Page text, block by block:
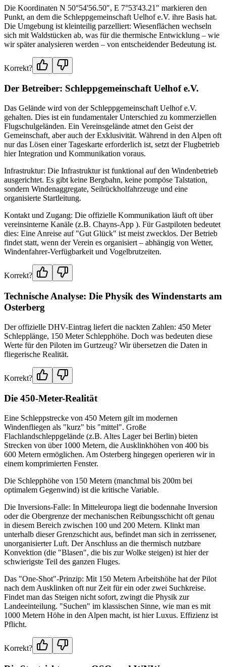
Die Koordinaten N 50°54'56.50", E 7°53'43.21" markieren den
Punkt, an dem die Schleppgemeinschaft Uelhof e.V. ihre Basis hat.
Die Umgebung ist kleinteilig parzelliert: Wiesenflächen wechseln
sich mit Waldstücken ab, was für die thermische Entwicklung – wie
wir später analysieren werden – von entscheidender Bedeutung ist.
Korrekt?
Der Betreiber: Schleppgemeinschaft Uelhof e.V.
Das Gelände wird von der Schleppgemeinschaft Uelhof e.V.
gehalten. Dies ist ein fundamentaler Unterschied zu kommerziellen
Flugschulgeländen. Ein Vereinsgelände atmet den Geist der
Gemeinschaft, aber auch der Exklusivität. Während in den Alpen oft
nur das Lösen einer Tageskarte erforderlich ist, setzt der Flugbetrieb
hier Integration und Kommunikation voraus.
Infrastruktur: Die Infrastruktur ist funktional auf den Windenbetrieb
ausgerichtet. Es gibt keine Bergbahn, keine pompöse Talstation,
sondern Windenaggregate, Seilrückholfahrzeuge und eine
organisierte Startleitung.
Kontakt und Zugang: Die offizielle Kommunikation läuft oft über
vereinsinterne Kanäle (z.B. Chayns-App ). Für Gastpiloten bedeutet
dies: Eine Anreise auf "Gut Glück" ist meist zwecklos. Der Betrieb
findet statt, wenn der Verein es organisiert – abhängig von Wetter,
Windenfahrer-Verfügbarkeit und Vogelbrutzeiten.
Korrekt?
Technische Analyse: Die Physik des Windenstarts am
Osterberg
Der offizielle DHV-Eintrag liefert die nackten Zahlen: 450 Meter
Schlepplänge, 150 Meter Schlepphöhe. Doch was bedeuten diese
Werte für den Piloten im Gurtzeug? Wir übersetzen die Daten in
fliegerische Realität.
Korrekt?
Die 450-Meter-Realität
Eine Schleppstrecke von 450 Metern gilt im modernen
Windenfliegen als "kurz" bis "mittel". Große
Flachlandschleppgelände (z.B. Altes Lager bei Berlin) bieten
Strecken von über 1000 Metern, die Ausklinkhöhen von 400 bis
600 Metern ermöglichen. Am Osterberg hingegen operieren wir in
einem komprimierten Fenster.
Die Schlepphöhe von 150 Metern (manchmal bis 200m bei
optimalem Gegenwind) ist die kritische Variable.
Die Inversions-Falle: In Mitteleuropa liegt die bodennahe Inversion
oder die Obergrenze der mechanischen Reibungsschicht oft genau
in diesem Bereich zwischen 100 und 200 Metern. Klinkt man
unterhalb dieser Grenzschicht aus, befindet man sich in zerrissener,
unorganisierter Luft. Der Anschluss an die thermisch nutzbare
Konvektion (die "Blasen", die bis zur Wolke steigen) ist hier der
schwierigste Teil des ganzen Fluges.
Das "One-Shot"-Prinzip: Mit 150 Metern Arbeitshöhe hat der Pilot
nach dem Ausklinken oft nur Zeit für ein oder zwei Suchkreise.
Findet man das Steigen nicht sofort, zwingt die Physik zur
Landeeinteilung. "Suchen" im klassischen Sinne, wie man es mit
1000 Metern Höhe in den Alpen macht, ist hier Luxus. Effizienz ist
Pflicht.
Korrekt?